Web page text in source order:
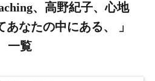
、高野紀子、心地
なたの中にある、 」
一覧